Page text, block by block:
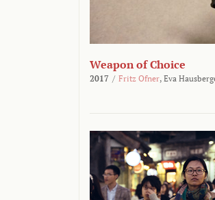
Weapon of Choice
2017 / Fritz Ofner, Eva